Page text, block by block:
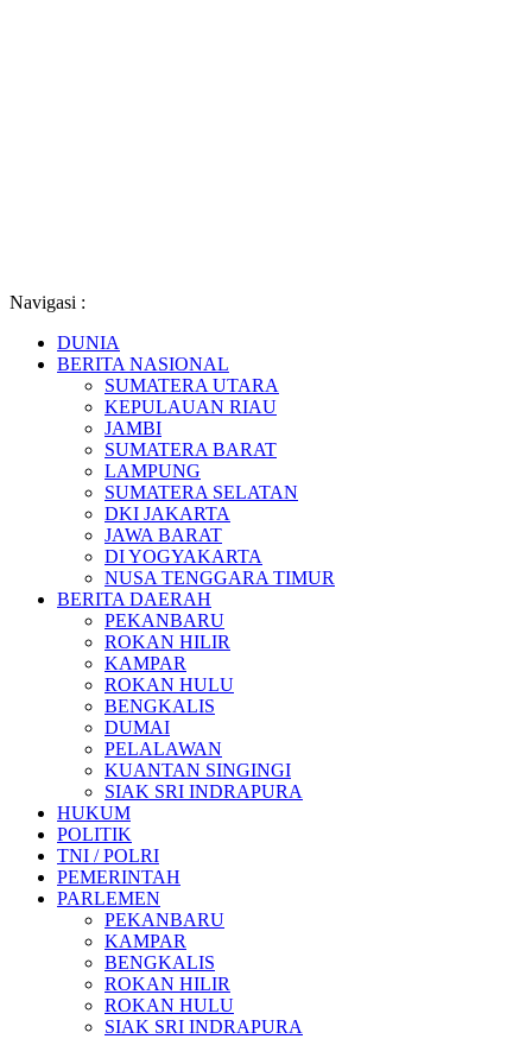
Navigasi :
DUNIA
BERITA NASIONAL
SUMATERA UTARA
KEPULAUAN RIAU
JAMBI
SUMATERA BARAT
LAMPUNG
SUMATERA SELATAN
DKI JAKARTA
JAWA BARAT
DI YOGYAKARTA
NUSA TENGGARA TIMUR
BERITA DAERAH
PEKANBARU
ROKAN HILIR
KAMPAR
ROKAN HULU
BENGKALIS
DUMAI
PELALAWAN
KUANTAN SINGINGI
SIAK SRI INDRAPURA
HUKUM
POLITIK
TNI / POLRI
PEMERINTAH
PARLEMEN
PEKANBARU
KAMPAR
BENGKALIS
ROKAN HILIR
ROKAN HULU
SIAK SRI INDRAPURA